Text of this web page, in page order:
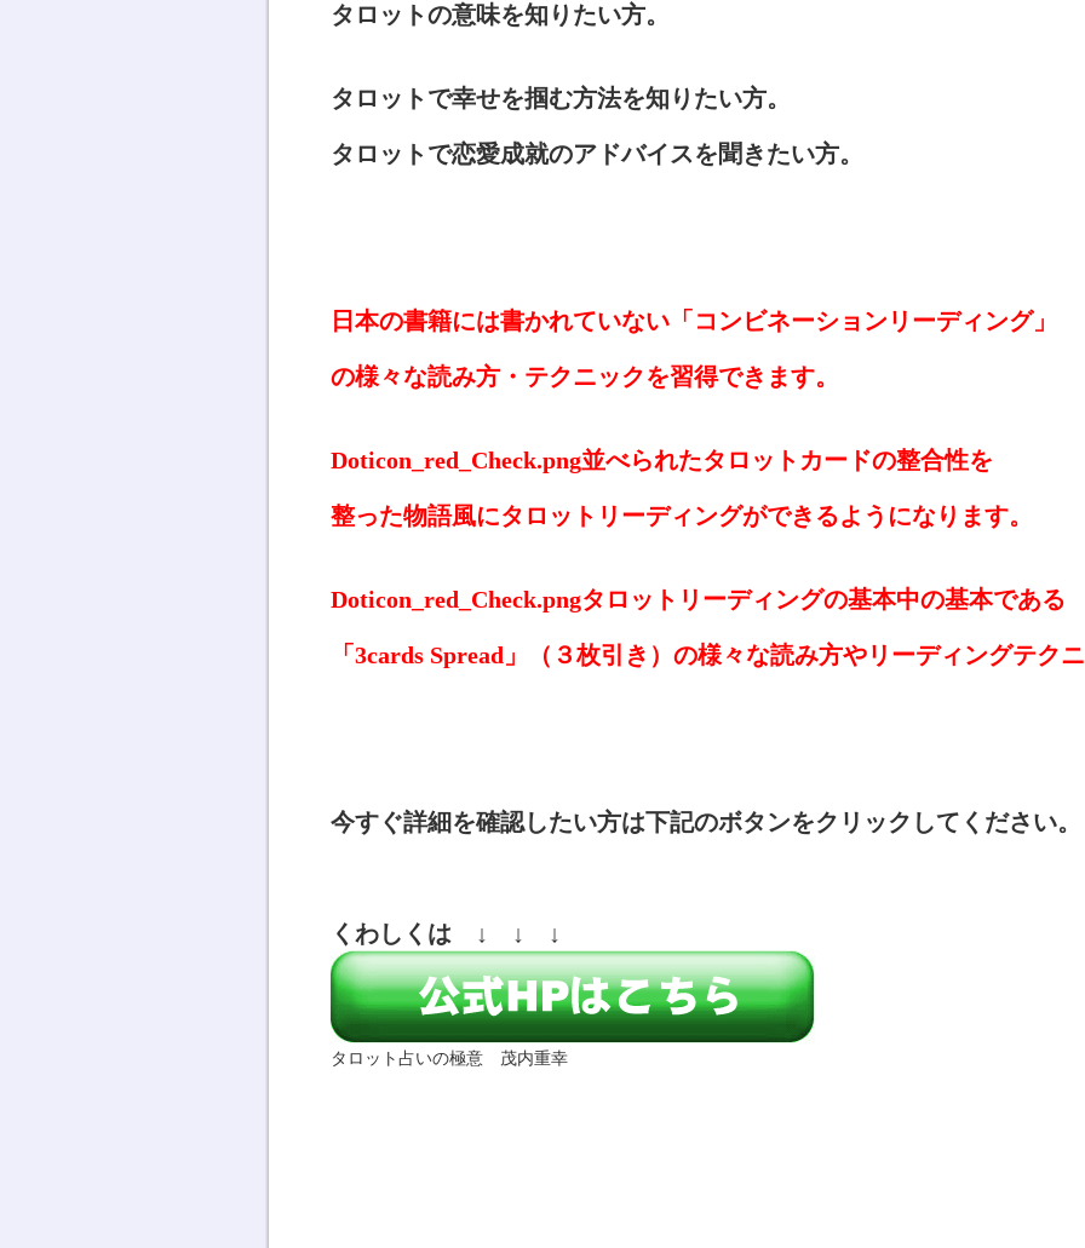
タロットの意味を知りたい方。
タロットで幸せを掴む方法を知りたい方。
タロットで恋愛成就のアドバイスを聞きたい方。
日本の書籍には書かれていない「コンビネーションリーディング」
の様々な読み方・テクニックを習得できます。
Doticon_red_Check.png並べられたタロットカードの整合性を
整った物語風にタロットリーディングができるようになります。
Doticon_red_Check.pngタロットリーディングの基本中の基本である
「3cards Spread」（３枚引き）の様々な読み方やリーディングテク
今すぐ詳細を確認したい方は下記のボタンをクリックしてください。
くわしくは ↓ ↓ ↓
タロット占いの極意 茂内重幸